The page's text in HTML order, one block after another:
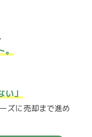
」
ズに売却まで進め